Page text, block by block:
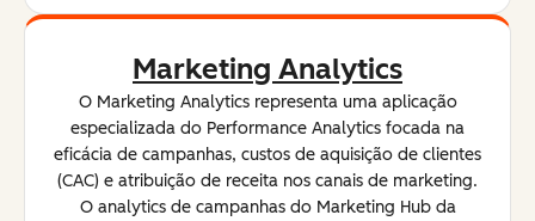
Marketing Analytics
O Marketing Analytics representa uma aplicação
especializada do Performance Analytics focada na
eficácia de campanhas, custos de aquisição de clientes
(CAC) e atribuição de receita nos canais de marketing.
O analytics de campanhas do Marketing Hub da